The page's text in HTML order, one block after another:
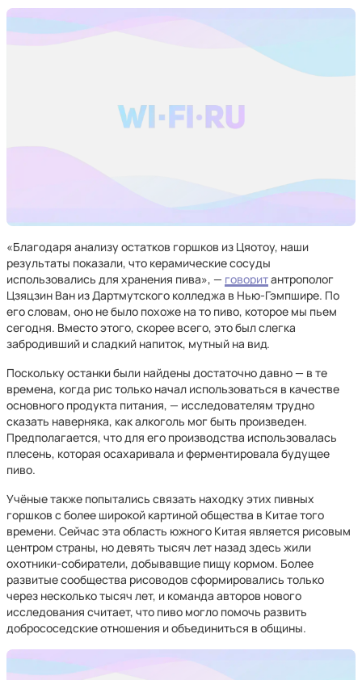
«Благодаря анализу остатков горшков из Цяотоу, наши
результаты показали, что керамические сосуды
использовались для хранения пива», — говоритантрополог
Цзяцзин Ван из Дартмутского колледжа в Нью-Гэмпшире. По
его словам, оно не было похоже на то пиво, которое мы пьем
сегодня. Вместо этого, скорее всего, это был слегка
забродивший и сладкий напиток, мутный на вид.
Поскольку останки были найдены достаточно давно — в те
времена, когда рис только начал использоваться в качестве
основного продукта питания, — исследователям трудно
сказать наверняка, как алкоголь мог быть произведен.
Предполагается, что для его производства использовалась
плесень, которая осахаривала и ферментировала будущее
пиво.
Учёные также попытались связать находку этих пивных
горшков с более широкой картиной общества в Китае того
времени. Сейчас эта область южного Китая является рисовым
центром страны, но девять тысяч лет назад здесь жили
охотники-собиратели, добывавщие пищу кормом. Более
развитые сообщества рисоводов сформировались только
через несколько тысяч лет, и команда авторов нового
исследования считает, что пиво могло помочь развить
добрососедские отношения и объединиться в общины.